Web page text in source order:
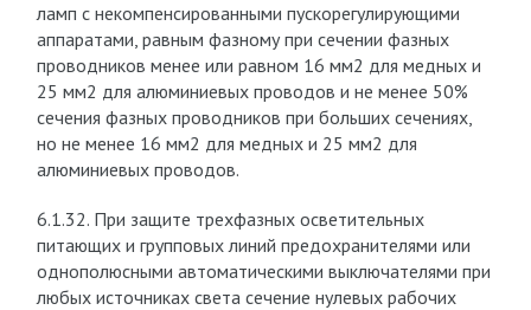
ламп с некомпенсированными пускорегулирующими
аппаратами, равным фазному при сечении фазных
проводников менее или равном 16 мм2 для медных и
25 мм2 для алюминиевых проводов и не менее 50%
сечения фазных проводников при больших сечениях,
но не менее 16 мм2 для медных и 25 мм2 для
алюминиевых проводов.
6.1.32. При защите трехфазных осветительных
питающих и групповых линий предохранителями или
однополюсными автоматическими выключателями при
любых источниках света сечение нулевых рабочих